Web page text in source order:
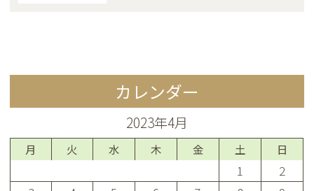
カレンダー
2023年4月
月 火 水 木 金 土 日
1
2